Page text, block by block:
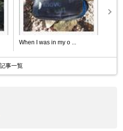
When I was in my o ...
記事一覧